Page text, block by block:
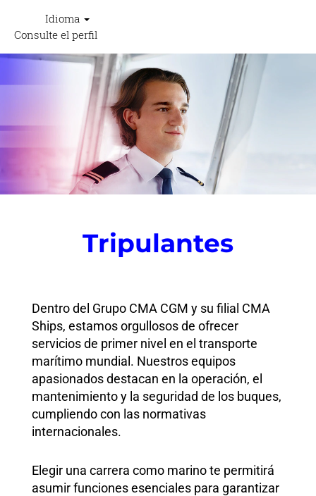
Idioma
Consulte el perfil
Empleos
Marinos
Jobs)
RESHAPE
Tripulantes
Dentro del Grupo CMA CGM y su filial CMA
Ships, estamos orgullosos de ofrecer
servicios de primer nivel en el transporte
marítimo mundial. Nuestros equipos
apasionados destacan en la operación, el
mantenimiento y la seguridad de los buques,
cumpliendo con las normativas
internacionales.
Elegir una carrera como marino te permitirá
asumir funciones esenciales para garantizar